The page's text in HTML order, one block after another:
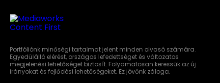
Portfóliónk minőségi tartalmat jelent minden olvasó számára.
Egyedülálló elérést, országos lefedettséget és változatos
megjelenési lehetőséget biztosít. Folyamatosan keressük az új
irányokat és fejlődési lehetőségeket. Ez jövőnk záloga.